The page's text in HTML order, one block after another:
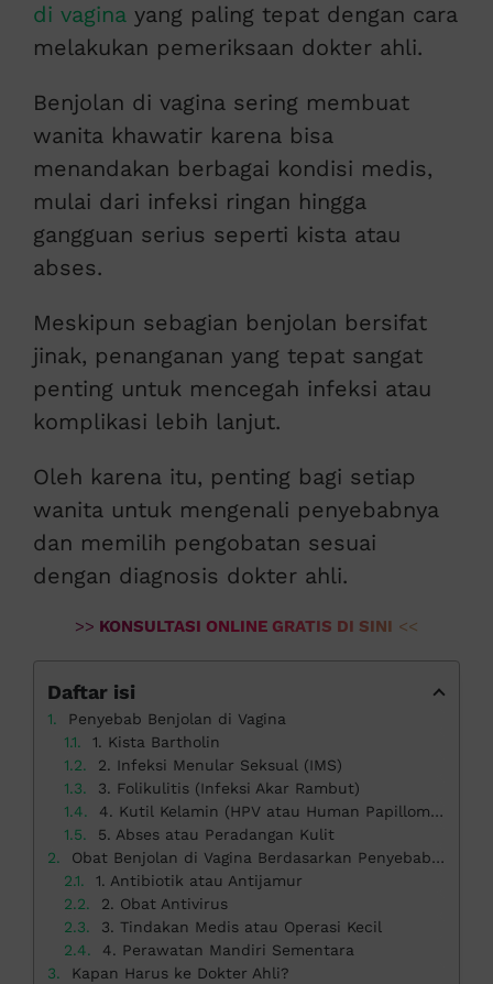
di vaginayang paling tepat dengan cara
melakukan pemeriksaan dokter ahli.
Benjolan di vagina sering membuat
wanita khawatir karena bisa
menandakan berbagai kondisi medis,
mulai dari infeksi ringan hingga
gangguan serius seperti kista atau
abses.
Meskipun sebagian benjolan bersifat
jinak, penanganan yang tepat sangat
penting untuk mencegah infeksi atau
komplikasi lebih lanjut.
Oleh karena itu, penting bagi setiap
wanita untuk mengenali penyebabnya
dan memilih pengobatan sesuai
dengan diagnosis dokter ahli.
>> KONSULTASI ONLINE GRATIS DI SINI <<
Daftar isi
Penyebab Benjolan di Vagina
1. Kista Bartholin
2. Infeksi Menular Seksual (IMS)
3. Folikulitis (Infeksi Akar Rambut)
4. Kutil Kelamin (HPV atau Human Papilloma Virus)
5. Abses atau Peradangan Kulit
Obat Benjolan di Vagina Berdasarkan Penyebabnya
1. Antibiotik atau Antijamur
2. Obat Antivirus
3. Tindakan Medis atau Operasi Kecil
4. Perawatan Mandiri Sementara
Kapan Harus ke Dokter Ahli?